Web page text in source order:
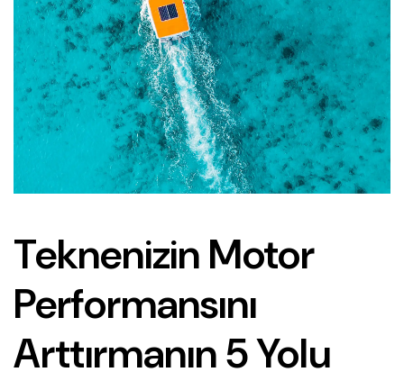
Teknenizin Motor
Performansını
Arttırmanın 5 Yolu